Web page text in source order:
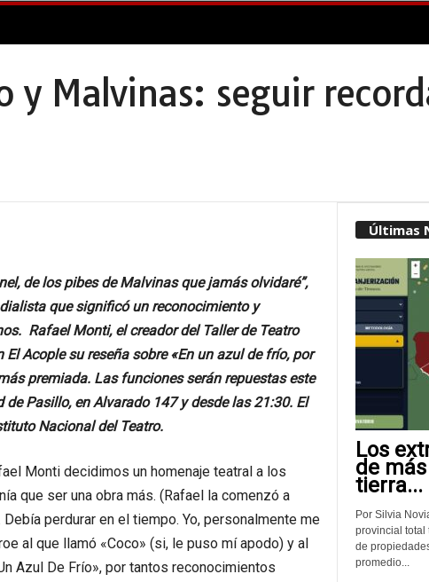
y Malvinas: seguir
de los pibes de Malvinas que jamás olvidaré”,
que significó un reconocimiento y
Rafael Monti, el creador del Taller de Teatro
Acople su reseña sobre «En un azul de frío, por
premiada. Las funciones serán repuestas este
Pasillo, en Alvarado 147 y desde las 21:30. El
Nacional del Teatro.
Monti decidimos un homenaje teatral a los
que ser una obra más. (Rafael la comenzó a
perdurar en el tiempo. Yo, personalmente me
al que llamó «Coco» (si, le puso mí apodo) y al
Azul De Frío», por tantos reconocimientos
Últimas
Los
de
tierra...
Por Silvia
provincial total
de
promedio...